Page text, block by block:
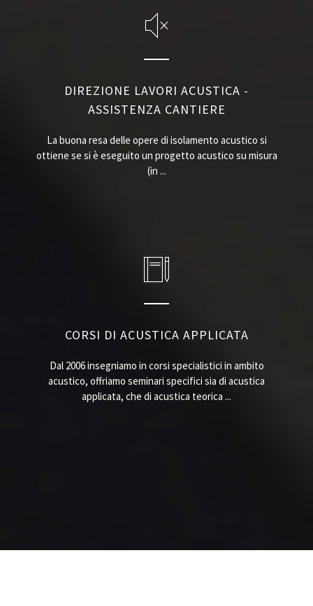
DIREZIONE LAVORI ACUSTICA -
ASSISTENZA CANTIERE
La buona resa delle opere di isolamento acustico si
ottiene se si è eseguito un progetto acustico su misura
(in ...
CORSI DI ACUSTICA APPLICATA
Dal 2006 insegniamo in corsi specialistici in ambito
acustico, offriamo seminari specifici sia di acustica
applicata, che di acustica teorica ...